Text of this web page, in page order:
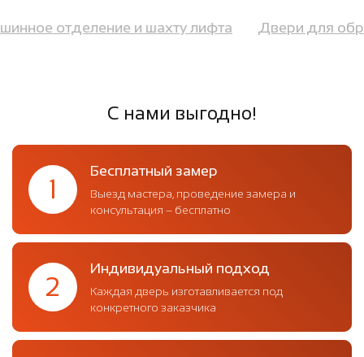
отделение и шахту лифта Двери для
С нами выгодно!
1
Бесплатный замер
Выезд мастера, проведение замера и
консультация – бесплатно
2
Индивидуальный подход
Каждая дверь изготавливается под
конкретного заказчика